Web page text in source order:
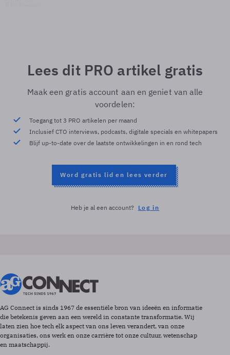
Lees dit PRO artikel gratis
Maak een gratis account aan en geniet van alle
voordelen:
Toegang tot 3 PRO artikelen per maand
Inclusief CTO interviews, podcasts, digitale specials en whitepapers
Blijf up-to-date over de laatste ontwikkelingen in en rond tech
Word gratis lid en lees verder
Heb je al een account? Log in
AG Connect is sinds 1967 de essentiële bron van ideeën en informatie
die betekenis geven aan een wereld in constante transformatie. Wij
laten zien hoe tech elk aspect van ons leven verandert, van onze
organisaties, ons werk en onze carrière tot onze cultuur, wetenschap
en maatschappij.